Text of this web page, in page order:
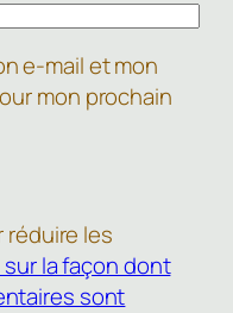
e-mail et mon
mon prochain
réduire les
sur la façon dont
sont